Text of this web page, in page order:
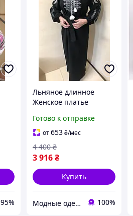
95%
Льняное длинное
Женское платье
макси серая вышивка
черное 46 48 M L
Готово к отправке
от653₴/мес
3 916₴
4 400 ₴
Купить
Модные одежки для меня и крошки 100%